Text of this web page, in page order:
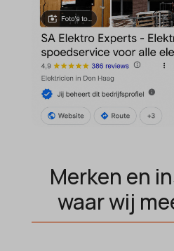
Merken en
waar wij
wpl_viewed_cookie
et-saved-post*
et-saving-post-*
euCookie
ext_name
ezTOC_hidetoc-0
kconsent
klaro